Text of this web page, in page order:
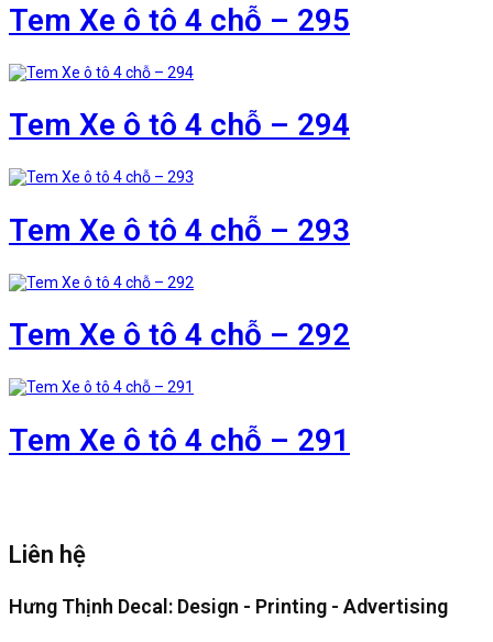
Tem Xe ô tô 4 chỗ – 295
Tem Xe ô tô 4 chỗ – 294
Tem Xe ô tô 4 chỗ – 293
Tem Xe ô tô 4 chỗ – 292
Tem Xe ô tô 4 chỗ – 291
Liên hệ
Hưng Thịnh Decal: Design - Printing - Advertising